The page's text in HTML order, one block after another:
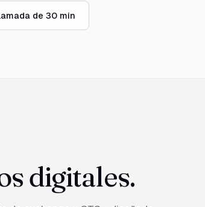
de 30 min
digitales.